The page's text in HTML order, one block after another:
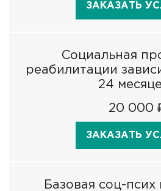
ЗАКАЗАТЬ
Социальная
реабилитации
24
20 000
ЗАКАЗАТЬ
Базовая соц-